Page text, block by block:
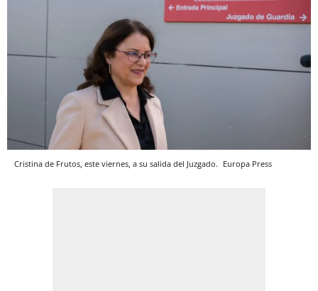
Cristina de Frutos, este viernes, a su salida del Juzgado. Europa Press